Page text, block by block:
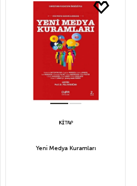
Yeni Medya Kuramları